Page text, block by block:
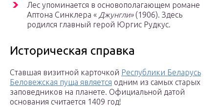
Лес упоминается в основополагающем романе
Аптона Синклера « Джунгли»(1906). Здесь
родился главный герой Юргис Рудкус.
Историческая справка
Ставшая визитной карточкой Республики Беларусь
Беловежская пуща является одним из самых старых
заповедников на планете. Официальной датой
основания считается 1409 год!